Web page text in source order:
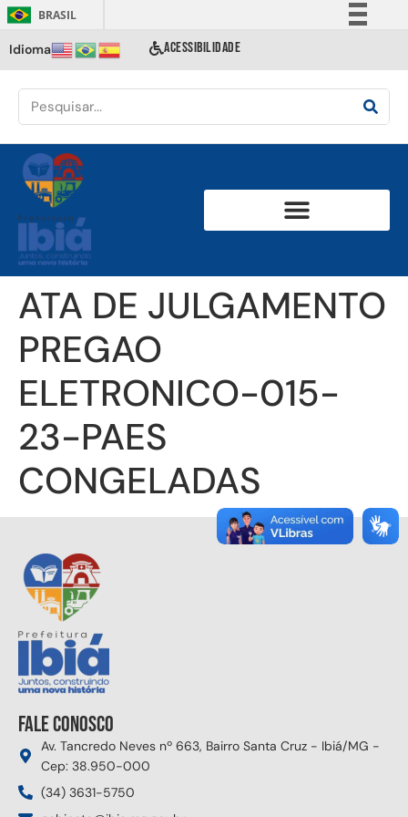
BRASIL
Comunica BR
Acesso à informação
Idioma ACESSIBILIDADE
ATA DE JULGAMENTO
PREGAO
ELETRONICO-015-
23-PAES
CONGELADAS
Fale conosco
Av. Tancredo Neves nº 663, Bairro Santa Cruz - Ibiá/MG -
Cep: 38.950-000
(34) 3631-5750